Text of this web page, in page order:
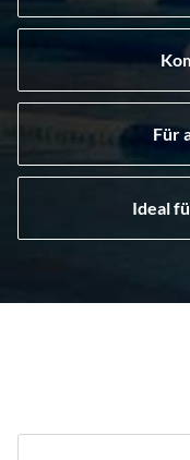
Für
Ideal